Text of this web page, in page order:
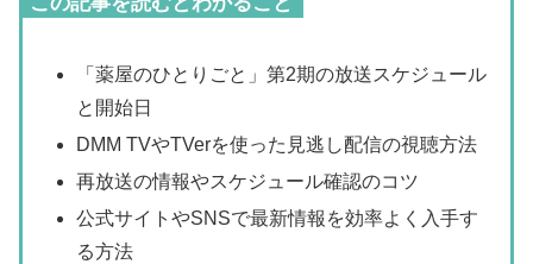
「薬屋のひとりごと」第2期の放送スケジュール
と開始日
DMM TVやTVerを使った見逃し配信の視聴方法
再放送の情報やスケジュール確認のコツ
公式サイトやSNSで最新情報を効率よく入手す
る方法